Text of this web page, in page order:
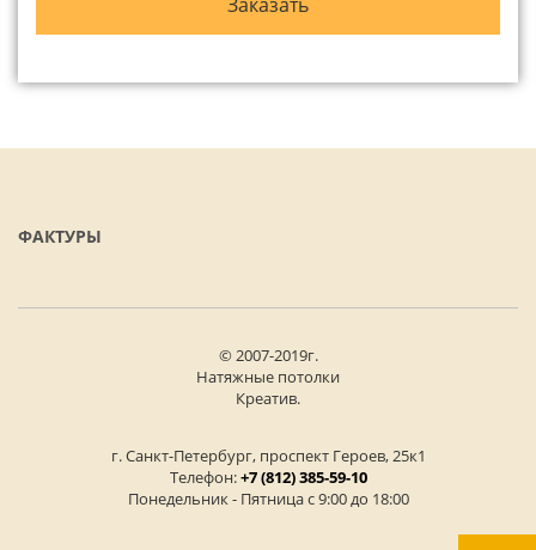
ФАКТУРЫ
© 2007-2019г.
Натяжные потолки
Креатив.
г. Санкт-Петербург, проспект Героев, 25к1
Телефон:+7 (812) 385-59-10
Понедельник - Пятница с 9:00 до 18:00